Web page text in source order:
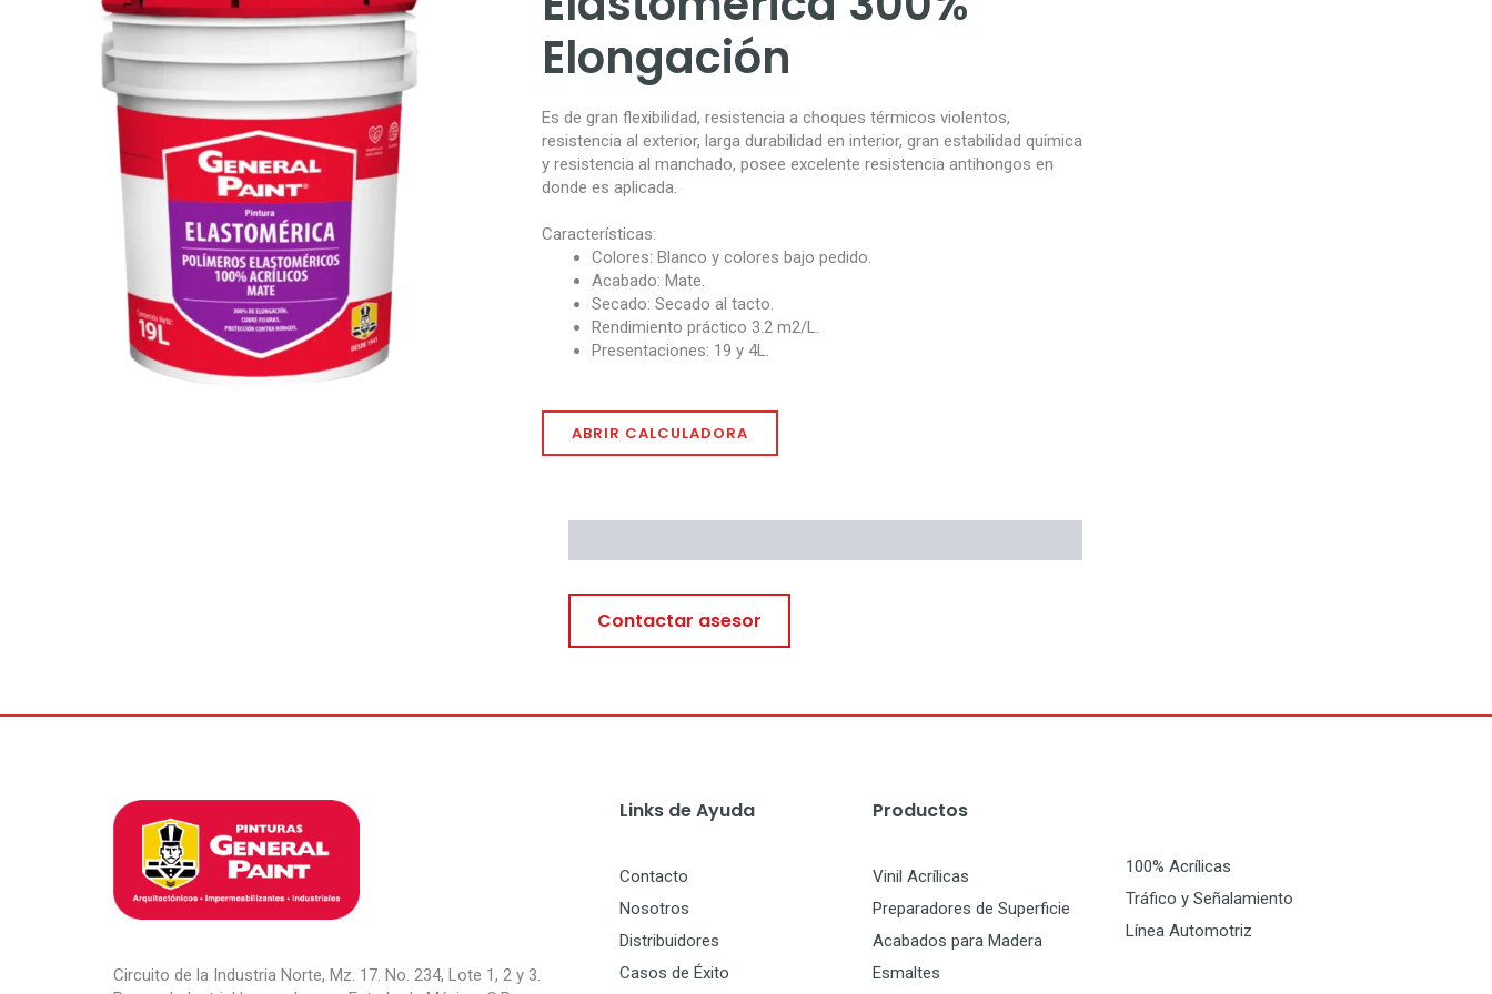
Elongación
Es de gran flexibilidad, resistencia a choques térmicos violentos,
resistencia al exterior, larga durabilidad en interior, gran estabilidad química
y resistencia al manchado, posee excelente resistencia antihongos en
donde es aplicada.
Características:
Colores: Blanco y colores bajo pedido.
Acabado: Mate.
Secado: Secado al tacto.
Rendimiento práctico 3.2 m2/L.
Presentaciones: 19 y 4L.
ABRIR CALCULADORA
Contactar asesor
Circuito de la Industria Norte, Mz. 17. No. 234, Lote 1, 2 y 3.
Links de Ayuda
Contacto
Nosotros
Distribuidores
Casos de Éxito
Productos
Vinil Acrílicas
Preparadores de Superficie
Acabados para Madera
Esmaltes
100% Acrílicas
Tráfico y Señalamiento
Línea Automotriz